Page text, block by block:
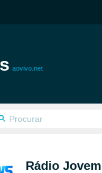
aovivo.net
Rádio